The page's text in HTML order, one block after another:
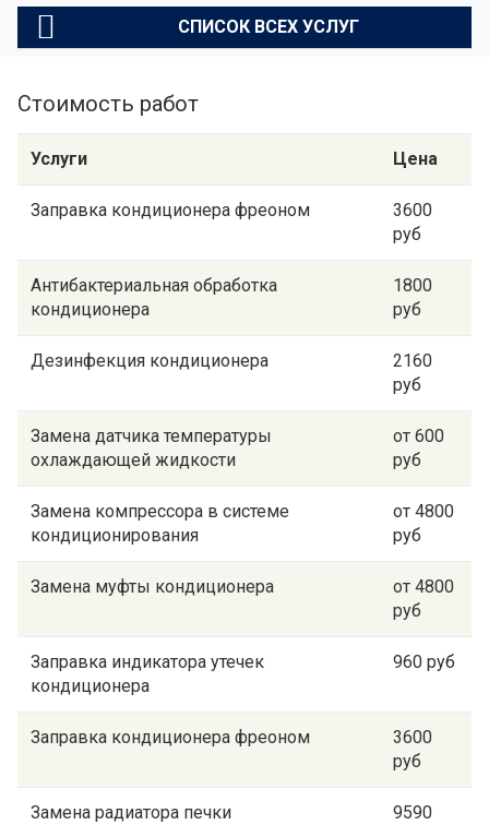
СПИСОК ВСЕХ УСЛУГ
Стоимость работ
Услуги Цена
Заправка кондиционера фреоном
3600
руб
Антибактериальная обработка
кондиционера
1800
руб
Дезинфекция кондиционера
2160
руб
Замена датчика температуры
охлаждающей жидкости
от 600
руб
Замена компрессора в системе
кондиционирования
от 4800
руб
Замена муфты кондиционера
от 4800
руб
Заправка индикатора утечек
кондиционера
960 руб
Заправка кондиционера фреоном
3600
руб
Замена радиатора печки
9590